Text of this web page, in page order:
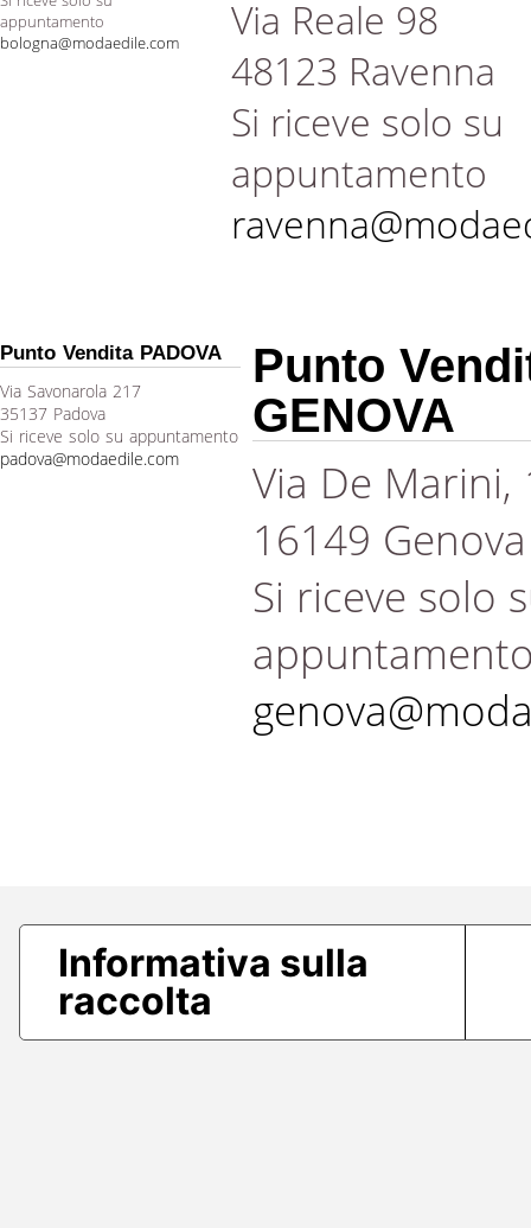
appuntamento
bologna@modaedile.com
Via Reale 98
48123 Ravenna
Si riceve solo su
appuntamento
Punto Vendita PADOVA
Via Savonarola 217
35137 Padova
Si riceve solo su appuntamento
padova@modaedile.com
Punto
GENOVA
Via De Marini,
16149 Genova
Si riceve solo
Informativa sulla
raccolta